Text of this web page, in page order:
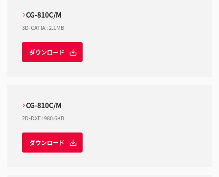
CG-810C/M
3D-CATIA :2.1MB
ダウンロード
CG-810C/M
2D-DXF:980.6KB
ダウンロード